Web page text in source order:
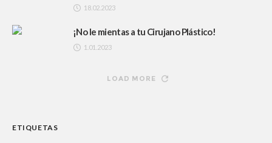
18.02.2023
¡No le mientas a tu Cirujano Plástico!
1.01.2023
LOAD MORE
ETIQUETAS